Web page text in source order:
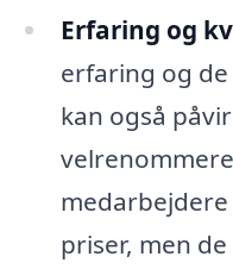
Erfaring og
erfaring og
kan også
priser, men